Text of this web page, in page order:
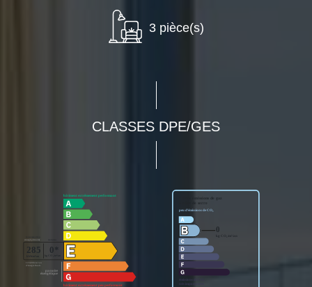
3 pièce(s)
CLASSES DPE/GES